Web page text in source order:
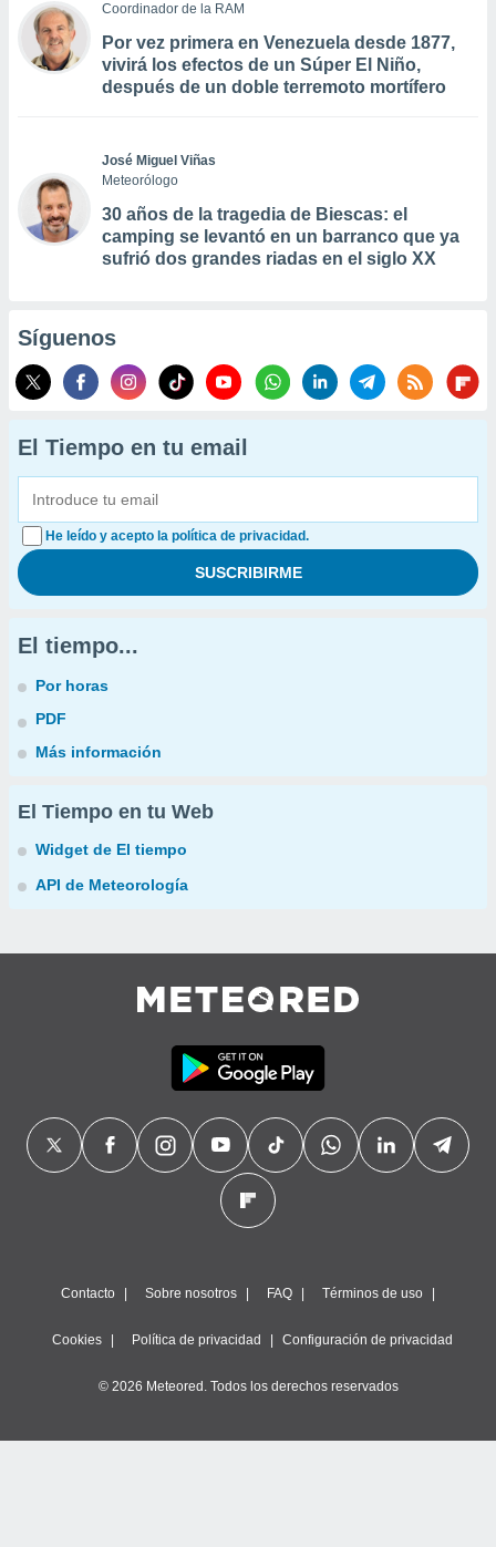
Coordinador de la RAM
Por vez primera en Venezuela desde 1877,
vivirá los efectos de un Súper El Niño,
después de un doble terremoto mortífero
José Miguel Viñas
Meteorólogo
30 años de la tragedia de Biescas: el
camping se levantó en un barranco que ya
sufrió dos grandes riadas en el siglo XX
Síguenos
El Tiempo en tu email
He leído y acepto la política de privacidad.
El tiempo...
Por horas
PDF
Más información
El Tiempo en tu Web
Widget de El tiempo
API de Meteorología
Contacto Sobre nosotros FAQ Términos de uso
Cookies Política de privacidad Configuración de privacidad
© 2026 Meteored. Todos los derechos reservados